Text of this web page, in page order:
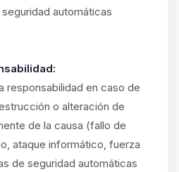
automáticas
responsabilidad en caso de
o alteración de
de la causa (fallo de
ataque informático, fuerza
de seguridad automáticas